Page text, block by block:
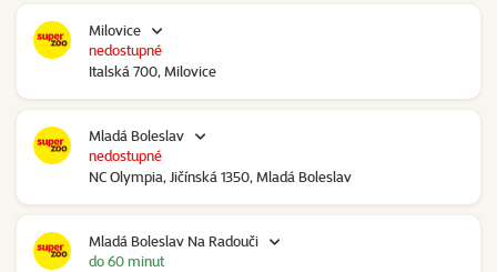
Milovice
Italská 700, Milovice
nedostupné
Mladá Boleslav
NC Olympia, Jičínská 1350, Mladá Boleslav
nedostupné
Mladá Boleslav Na Radouči
do 60 minut